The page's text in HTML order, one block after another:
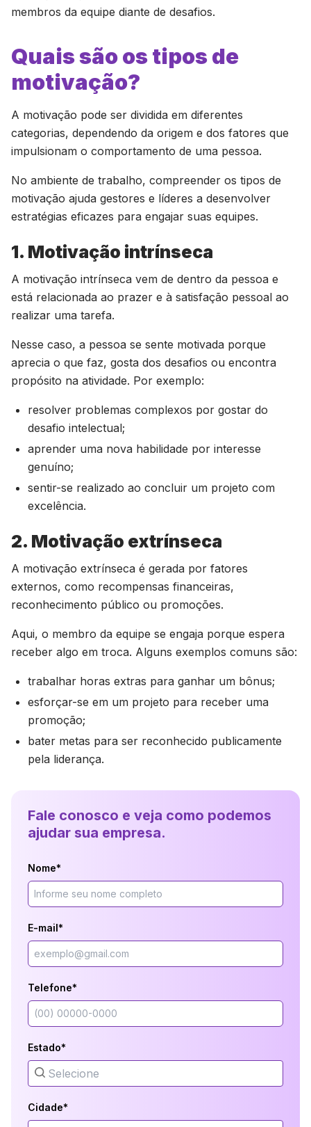
membros da equipe diante de desafios.
Quais são os tipos de
motivação?
A motivação pode ser dividida em diferentes
categorias, dependendo da origem e dos fatores que
impulsionam o comportamento de uma pessoa.
No ambiente de trabalho, compreender os tipos de
motivação ajuda gestores e líderes a desenvolver
estratégias eficazes para engajar suas equipes.
1. Motivação intrínseca
A motivação intrínseca vem de dentro da pessoa e
está relacionada ao prazer e à satisfação pessoal ao
realizar uma tarefa.
Nesse caso, a pessoa se sente motivada porque
aprecia o que faz, gosta dos desafios ou encontra
propósito na atividade. Por exemplo:
resolver problemas complexos por gostar do
desafio intelectual;
aprender uma nova habilidade por interesse
genuíno;
sentir-se realizado ao concluir um projeto com
excelência.
2. Motivação extrínseca
A motivação extrínseca é gerada por fatores
externos, como recompensas financeiras,
reconhecimento público ou promoções.
Aqui, o membro da equipe se engaja porque espera
receber algo em troca. Alguns exemplos comuns são:
trabalhar horas extras para ganhar um bônus;
esforçar-se em um projeto para receber uma
promoção;
bater metas para ser reconhecido publicamente
pela liderança.
Fale conosco e veja como podemos
ajudar sua empresa.
Nome*
E-mail*
Telefone*
Estado*
Cidade*